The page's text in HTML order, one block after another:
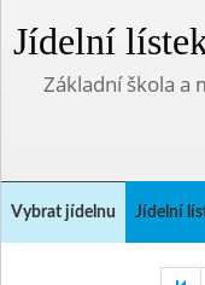
Jídelní
Základní škola a
Vybrat jídelnu Jídelní